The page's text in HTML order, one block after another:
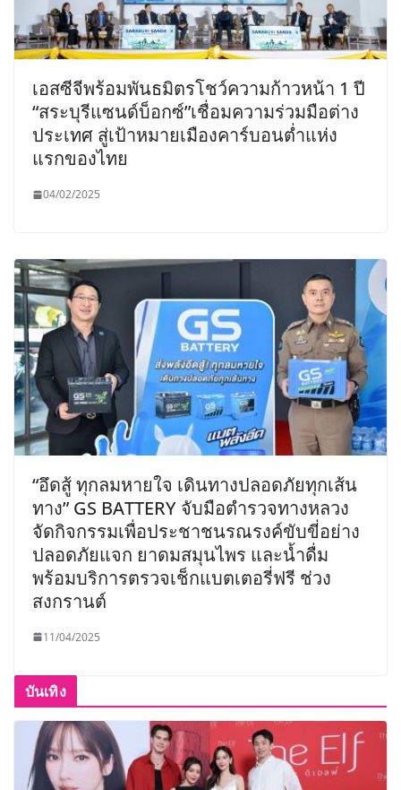
เอสซีจีพร้อมพันธมิตรโชว์ความก้าวหน้า 1 ปี
“สระบุรีแซนด์บ็อกซ์”เชื่อมความร่วมมือต่าง
ประเทศ สู่เป้าหมายเมืองคาร์บอนต่ำแห่ง
แรกของไทย
04/02/2025
“อึดสู้ ทุกลมหายใจ เดินทางปลอดภัยทุกเส้น
ทาง” GS BATTERY จับมือตำรวจทางหลวง
จัดกิจกรรมเพื่อประชาชนรณรงค์ขับขี่อย่าง
ปลอดภัยแจก ยาดมสมุนไพร และน้ำดื่ม
พร้อมบริการตรวจเช็กแบตเตอรี่ฟรี ช่วง
สงกรานต์
11/04/2025
บันเทิง